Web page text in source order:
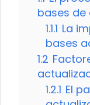
bases de
1.1.1 La
bases
1.2
1.2.1 El